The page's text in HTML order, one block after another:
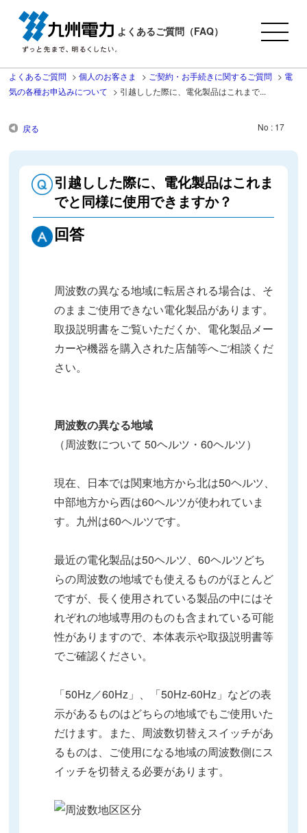
よくあるご質問（FAQ）
よくあるご質問 >個人のお客さま > ご契約・お手続きに関するご質問 > 電
気の各種お申込みについて > 引越しした際に、電化製品はこれまで...
戻る No : 17
引越しした際に、電化製品はこれま
でと同様に使用できますか？
回答
周波数の異なる地域に転居される場合は、そ
のままご使用できない電化製品があります。
取扱説明書をご覧いただくか、電化製品メー
カーや機器を購入された店舗等へご相談くだ
さい。
周波数の異なる地域
（周波数について 50ヘルツ・60ヘルツ）
現在、日本では関東地方から北は50ヘルツ、
中部地方から西は60ヘルツが使われていま
す。九州は60ヘルツです。
最近の電化製品は50ヘルツ、60ヘルツどち
らの周波数の地域でも使えるものがほとんど
ですが、長く使用されている製品の中にはそ
れぞれの地域専用のものも含まれている可能
性がありますので、本体表示や取扱説明書等
でご確認ください。
「50Hz／60Hz」、「50Hz‐60Hz」などの表
示があるものはどちらの地域でもご使用いた
だけます。また、周波数切替えスイッチがあ
るものは、ご使用になる地域の周波数側にス
イッチを切替える必要があります。